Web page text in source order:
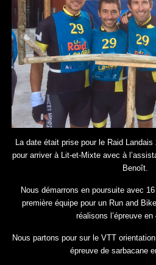
La date était prise pour le Raid
pour arriver à Lit-et-Mixte avec à
Benoît.
Nous démarrons en poursuite avec
première équipe pour un Run and
réalisons l’épreuve
Nous partons pour sur le VTT
épreuve de sarbacane